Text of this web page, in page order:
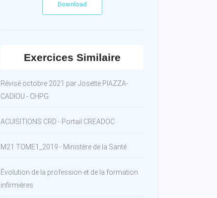
Download
Exercices Similaire
Révisé octobre 2021 par Josette PIAZZA-
CADIOU - CHPG
ACUISITIONS CRD - Portail CREADOC
M21 TOME1_2019 - Ministère de la Santé
Évolution de la profession et de la formation
infirmières